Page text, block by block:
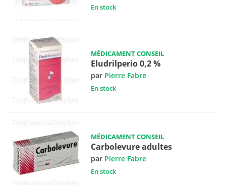
En stock
MÉDICAMENT CONSEIL
Eludrilperio 0,2 %
par Pierre Fabre
En stock
MÉDICAMENT CONSEIL
Carbolevure adultes
par Pierre Fabre
En stock